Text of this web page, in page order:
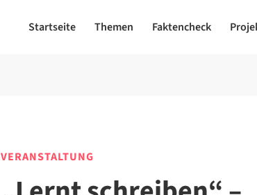
Startseite Themen Faktencheck
VERANSTALTUNG